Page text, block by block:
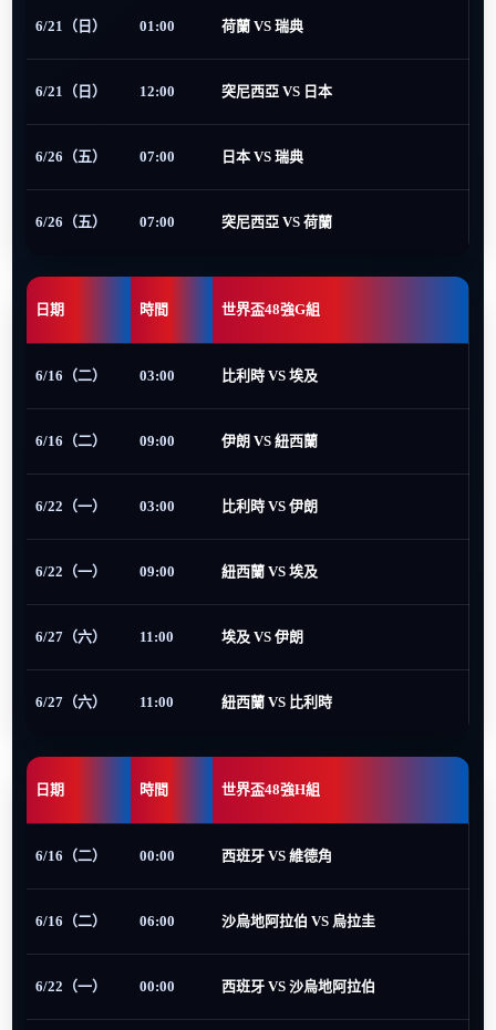
6/21（日） 01:00 荷蘭 VS 瑞典
6/21（日） 12:00 突尼西亞 VS 日本
6/26（五） 07:00 日本 VS 瑞典
6/26（五） 07:00 突尼西亞 VS 荷蘭
日期 時間 世界盃48強G組
6/16（二） 03:00 比利時 VS 埃及
6/16（二） 09:00 伊朗 VS 紐西蘭
6/22（一） 03:00 比利時 VS 伊朗
6/22（一） 09:00 紐西蘭 VS 埃及
6/27（六） 11:00 埃及 VS 伊朗
6/27（六） 11:00 紐西蘭 VS 比利時
日期 時間 世界盃48強H組
6/16（二） 00:00 西班牙 VS 維德角
6/16（二） 06:00 沙烏地阿拉伯 VS 烏拉圭
6/22（一） 00:00 西班牙 VS 沙烏地阿拉伯